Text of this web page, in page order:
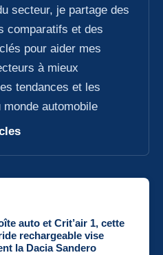
secteur, je partage des
comparatifs et des
pour aider mes
à mieux
tendances et les
automobile
auto et Crit’air 1, cette
rechargeable vise
la Dacia Sandero